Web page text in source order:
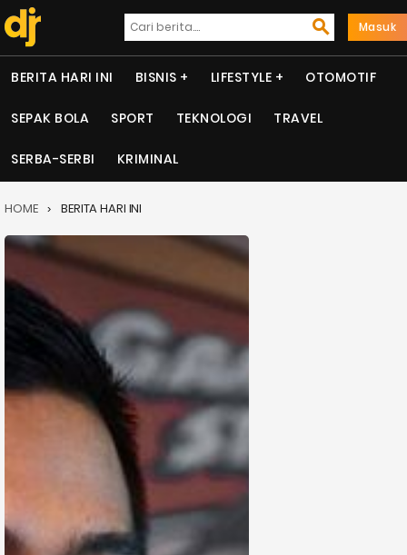
Masuk
BERITA HARI INI BISNIS LIFESTYLE OTOMOTIF
SEPAK BOLA SPORT TEKNOLOGI TRAVEL
SERBA-SERBI KRIMINAL
HOME BERITA HARI INI